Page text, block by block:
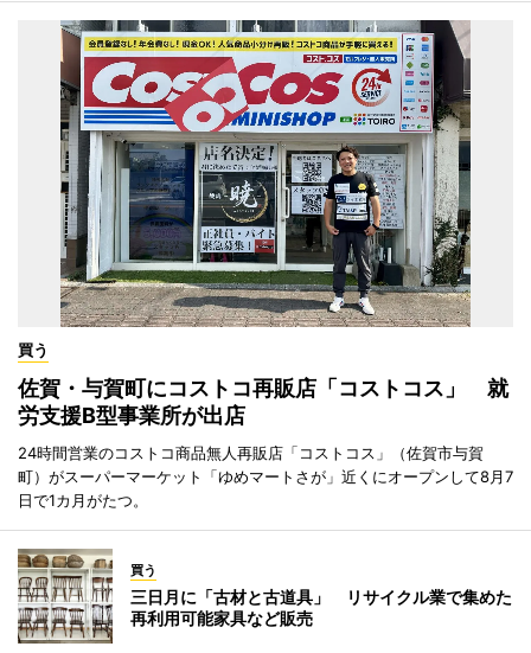
買う
佐賀・与賀町にコストコ再販店「コストコス」 就
労支援B型事業所が出店
24時間営業のコストコ商品無人再販店「コストコス」（佐賀市与賀
町）がスーパーマーケット「ゆめマートさが」近くにオープンして8月7
日で1カ月がたつ。
買う
三日月に「古材と古道具」 リサイクル業で集めた
再利用可能家具など販売